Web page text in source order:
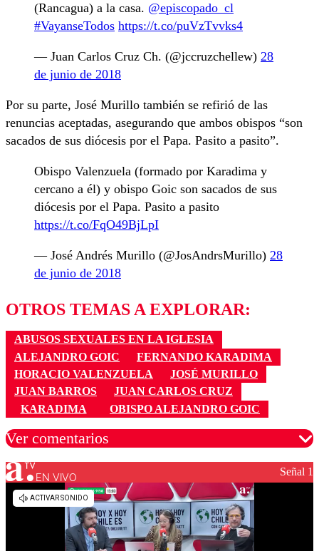
(Rancagua) a la casa. @episcopado_cl
#VayanseTodos https://t.co/puVzTvvks4
— Juan Carlos Cruz Ch. (@jccruzchellew) 28
de junio de 2018
Por su parte, José Murillo también se refirió de las
renuncias aceptadas, asegurando que ambos obispos “son
sacados de sus diócesis por el Papa. Pasito a pasito”.
Obispo Valenzuela (formado por Karadima y
cercano a él) y obispo Goic son sacados de sus
diócesis por el Papa. Pasito a pasito
https://t.co/FqO49BjLpI
— José Andrés Murillo (@JosAndrsMurillo) 28
de junio de 2018
OTROS TEMAS A EXPLORAR:
ABUSOS SEXUALES EN LA IGLESIA
ALEJANDRO GOIC
FERNANDO KARADIMA
HORACIO VALENZUELA
JOSÉ MURILLO
JUAN BARROS
JUAN CARLOS CRUZ
KARADIMA
OBISPO ALEJANDRO GOIC
Ver comentarios
Los comentarios son moderados para garantizar un
diálogo respetuoso.
EN VIVO Señal 1